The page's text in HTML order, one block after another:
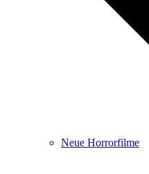
Neue Horrorfilme